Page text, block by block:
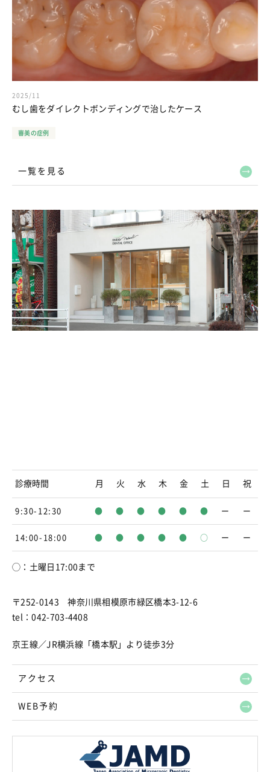
2025/11
むし歯をダイレクトボンディングで治したケース
審美の症例
一覧を見る
診療時間 月 火 水 木 金 土 日 祝
9:30-12:30 ● ● ● ● ● ● ー ー
14:00-18:00 ● ● ● ● ● ○ ー ー
◯：土曜日17:00まで
〒252-0143 神奈川県相模原市緑区橋本3-12-6
tel：042-703-4408
京王線／JR横浜線「橋本駅」より徒歩3分
アクセス
WEB予約